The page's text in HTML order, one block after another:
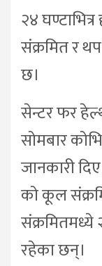
२४
संक्रमित र
छ।
सेन्टर फर
सोमबार
जानकारी
को कूल
रहेका छन्।